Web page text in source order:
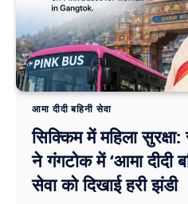
आमा दीदी बहिनी सेवा
सिक्किम में महिला सुरक्षा:
ने गंगटोक में ‘आमा दीदी
सेवा को दिखाई हरी झंडी